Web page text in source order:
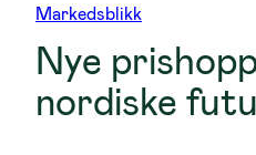
Markedsblikk
Nye
nordiske